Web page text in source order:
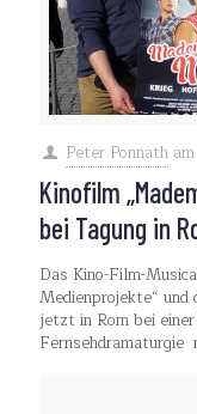
Peter Ponnath am
Kinofilm
bei Tagung in
Das Kino-Film-
Medienprojekte“
jetzt in Rom bei
Fernsehdramaturgie